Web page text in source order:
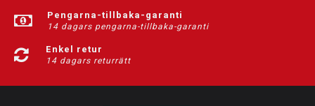
Pengarna-tillbaka-garanti
14 dagars pengarna-tillbaka-garanti
Enkel retur
14 dagars returrätt